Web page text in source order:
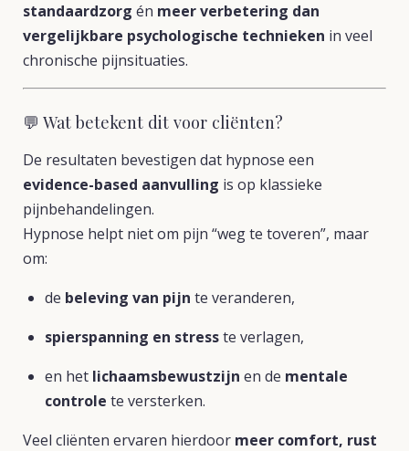
standaardzorg én meer verbetering dan
vergelijkbare psychologische technieken in veel
chronische pijnsituaties.
💬 Wat betekent dit voor cliënten?
De resultaten bevestigen dat hypnose een
evidence-based aanvulling is op klassieke
pijnbehandelingen.
Hypnose helpt niet om pijn “weg te toveren”, maar
om:
de beleving van pijn te veranderen,
spierspanning en stresste verlagen,
en het lichaamsbewustzijn en de mentale
controle te versterken.
Veel cliënten ervaren hierdoor meer comfort, rust